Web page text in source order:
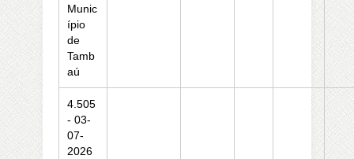
Munic
ípio
de
Tamb
aú
4.505
- 03-
07-
2026